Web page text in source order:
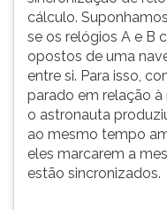
cálculo.
se os relógios A e B
opostos de uma
entre si. Para isso,
parado em relação
o astronauta
ao mesmo tempo
eles marcarem a
estão sincronizados.